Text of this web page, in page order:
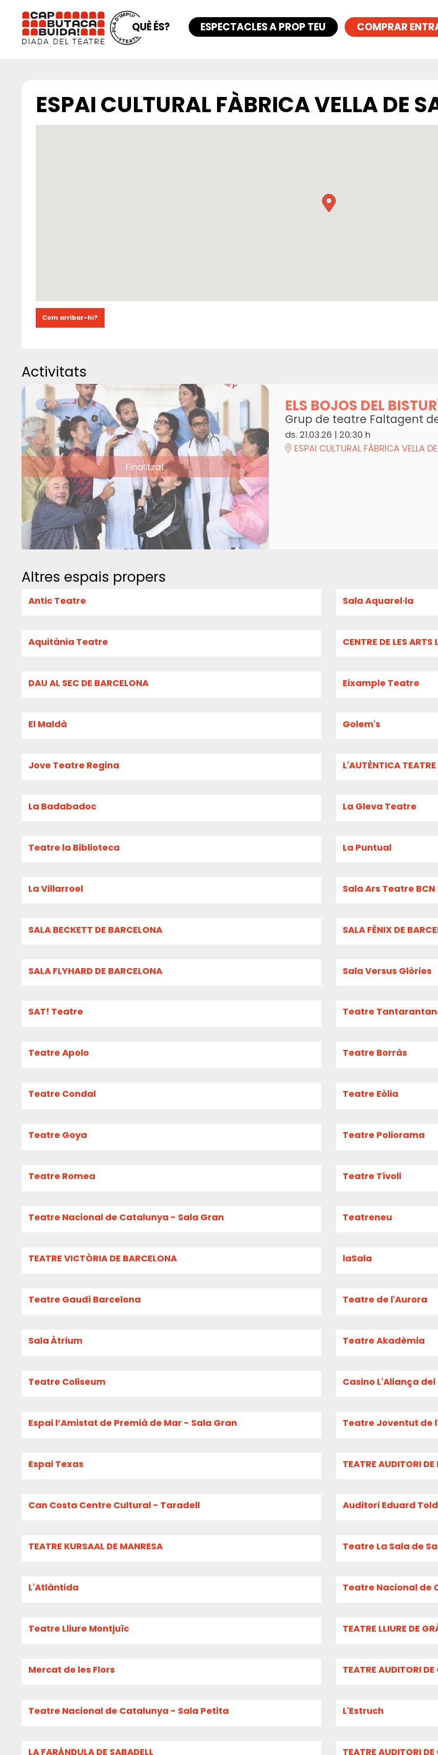
QUÈ ÉS? ESPECTACLES A PROP TEU COMPRAR
ESPAI CULTURAL FÀBRICA VELLA DE
Com arribar-hi?
Activitats
Finalitzat
ELS BOJOS DEL
Grup de teatre Faltagent
ds. 21.03.26 | 20:30 h
ESPAI CULTURAL FÀBRICA VELLA
Altres espais propers
Antic Teatre Sala Aquarel·la
Aquitània Teatre CENTRE DE LES ARTS
DAU AL SEC DE BARCELONA Eixample Teatre
El Maldà Golem's
Jove Teatre Regina L'AUTÈNTICA
La Badabadoc La Gleva Teatre
Teatre la Biblioteca La Puntual
La Villarroel Sala Ars Teatre BCN
SALA BECKETT DE BARCELONA SALA FÈNIX DE
SALA FLYHARD DE BARCELONA Sala Versus Glòries
SAT! Teatre Teatre
Teatre Apolo Teatre Borràs
Teatre Condal Teatre Eòlia
Teatre Goya Teatre Poliorama
Teatre Romea Teatre Tívoli
Teatre Nacional de Catalunya - Sala Gran Teatreneu
TEATRE VICTÒRIA DE BARCELONA laSala
Teatre Gaudí Barcelona Teatre de l'Aurora
Sala Àtrium Teatre Akadèmia
Teatre Coliseum Casino L'Aliança
Espai l’Amistat de Premià de Mar - Sala Gran Teatre Joventut de
Espai Texas TEATRE AUDITORI DE
Can Costa Centre Cultural - Taradell Auditori Eduard
TEATRE KURSAAL DE MANRESA Teatre La Sala de
L'Atlàntida Teatre Nacional de
Teatre Lliure Montjuïc TEATRE LLIURE DE
Mercat de les Flors TEATRE AUDITORI DE
Teatre Nacional de Catalunya - Sala Petita L'Estruch
LA FARÀNDULA DE SABADELL TEATRE AUDITORI DE